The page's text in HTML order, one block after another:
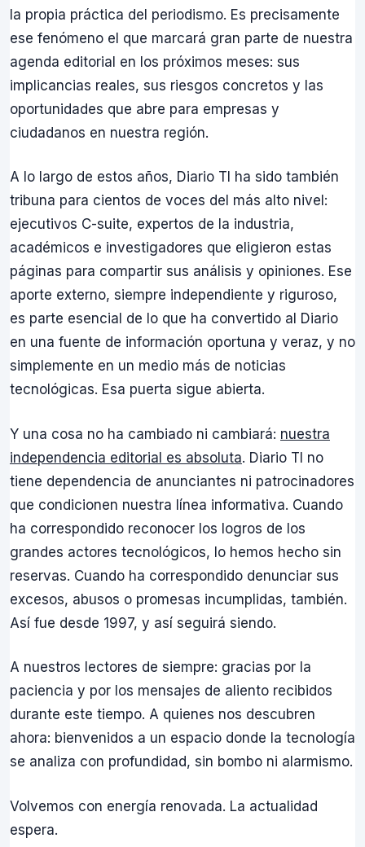
la propia práctica del periodismo. Es precisamente
ese fenómeno el que marcará gran parte de nuestra
agenda editorial en los próximos meses: sus
implicancias reales, sus riesgos concretos y las
oportunidades que abre para empresas y
ciudadanos en nuestra región.
A lo largo de estos años, Diario TI ha sido también
tribuna para cientos de voces del más alto nivel:
ejecutivos C-suite, expertos de la industria,
académicos e investigadores que eligieron estas
páginas para compartir sus análisis y opiniones. Ese
aporte externo, siempre independiente y riguroso,
es parte esencial de lo que ha convertido al Diario
en una fuente de información oportuna y veraz, y no
simplemente en un medio más de noticias
tecnológicas. Esa puerta sigue abierta.
Y una cosa no ha cambiado ni cambiará: nuestra
independencia editorial es absoluta. Diario TI no
tiene dependencia de anunciantes ni patrocinadores
que condicionen nuestra línea informativa. Cuando
ha correspondido reconocer los logros de los
grandes actores tecnológicos, lo hemos hecho sin
reservas. Cuando ha correspondido denunciar sus
excesos, abusos o promesas incumplidas, también.
Así fue desde 1997, y así seguirá siendo.
A nuestros lectores de siempre: gracias por la
paciencia y por los mensajes de aliento recibidos
durante este tiempo. A quienes nos descubren
ahora: bienvenidos a un espacio donde la tecnología
se analiza con profundidad, sin bombo ni alarmismo.
Volvemos con energía renovada. La actualidad
espera.